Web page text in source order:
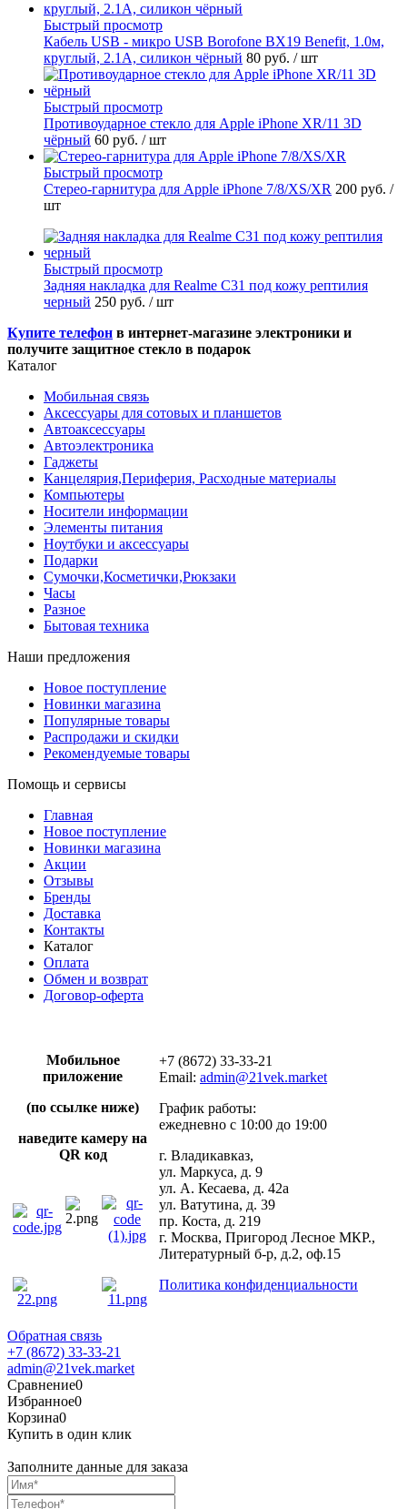
Быстрый просмотр
Кабель USB - микро USB Borofone BX19 Benefit, 1.0м,
круглый, 2.1A, силикон чёрный 80 руб. / шт
Быстрый просмотр
Противоударное стекло для Apple iPhone XR/11 3D
чёрный 60 руб. / шт
Быстрый просмотр
Стерео-гарнитура для Apple iPhone 7/8/XS/XR 200 руб. /
шт
Быстрый просмотр
Задняя накладка для Realme C31 под кожу рептилия
черный 250 руб. / шт
Купите телефон в интернет-магазине электроники и
получите защитное стекло в подарок
Каталог
Мобильная связь
Аксессуары для сотовых и планшетов
Автоаксессуары
Автоэлектроника
Гаджеты
Канцелярия,Периферия, Расходные материалы
Компьютеры
Носители информации
Элементы питания
Ноутбуки и аксессуары
Подарки
Сумочки,Косметички,Рюкзаки
Часы
Разное
Бытовая техника
Наши предложения
Новое поступление
Новинки магазина
Популярные товары
Распродажи и скидки
Рекомендуемые товары
Помощь и сервисы
Главная
Новое поступление
Новинки магазина
Акции
Отзывы
Бренды
Доставка
Контакты
Каталог
Оплата
Обмен и возврат
Договор-оферта
Мобильное
приложение
(по ссылке ниже)
наведите камеру на
QR код
+7 (8672) 33-33-21
Email: admin@21vek.market
График работы:
ежедневно с 10:00 до 19:00
г. Владикавказ,
ул. Маркуса, д. 9
ул. А. Кесаева, д. 42а
ул. Ватутина, д. 39
пр. Коста, д. 219
г. Москва, Пригород Лесное МКР.,
Литературный б-р, д.2, оф.15
Политика конфиденциальности
Обратная связь
+7 (8672) 33-33-21
admin@21vek.market
Сравнение0
Избранное0
Корзина0
Купить в один клик
Заполните данные для заказа